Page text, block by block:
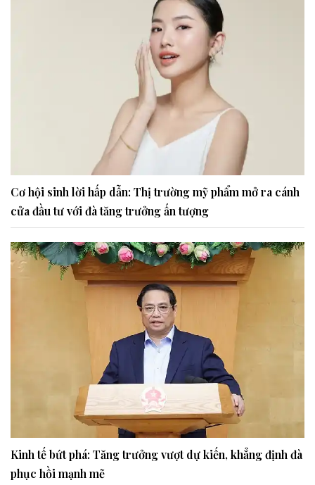
Cơ hội sinh lời hấp dẫn: Thị trường mỹ phẩm mở ra cánh
cửa đầu tư với đà tăng trưởng ấn tượng
Kinh tế bứt phá: Tăng trưởng vượt dự kiến, khẳng định đà
phục hồi mạnh mẽ